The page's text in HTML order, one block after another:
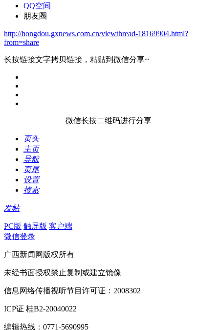
QQ空间
朋友圈
http://hongdou.gxnews.com.cn/viewthread-18169904.html?
from=share
长按链接文字拷贝链接，粘贴到微信分享~
微信长按二维码进行分享
页头
主页
导航
页尾
设置
搜索
发帖
PC版 触屏版 客户端
微信登录
广西新闻网版权所有
未经书面授权禁止复制或建立镜像
信息网络传播视听节目许可证：2008302
ICP证 桂B2-20040022
编辑热线：0771-5690995